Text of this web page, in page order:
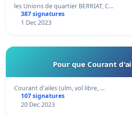
les Unions de quartier BERRIAT, C…
387 signatures
1 Dec 2023
Pour que Courant
Courant d'ailes (ulm, vol libre, …
107 signatures
20 Dec 2023